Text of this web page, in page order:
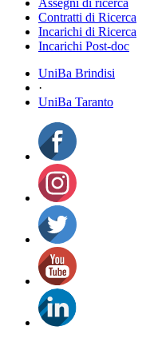
Assegni di ricerca
Contratti di Ricerca
Incarichi di Ricerca
Incarichi Post-doc
UniBa Brindisi
·
UniBa Taranto